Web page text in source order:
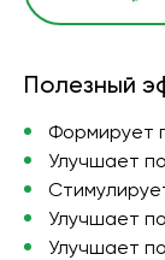
Полезный
Формирует
Улучшает
Улучшает
Улучшает